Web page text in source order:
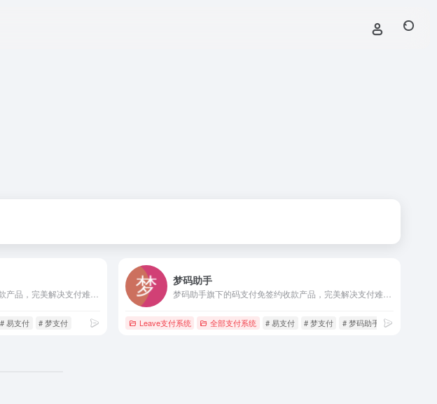
梦码支付旗下的码支付免签约收款产品，完美解决支付难题，一站式接入支付宝，微信，财付通，QQ钱包,微信wap，帮助开发者快速集成到自己相应产品，效率高，见效快，费率低！
# 易支付 # 梦支付
梦码助手
Leave支付系统 全部支付系统 # 易支付 # 梦支付 # 梦码助手